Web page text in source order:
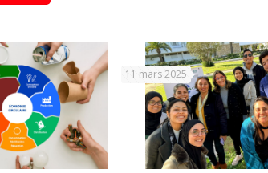
11 mars 2025